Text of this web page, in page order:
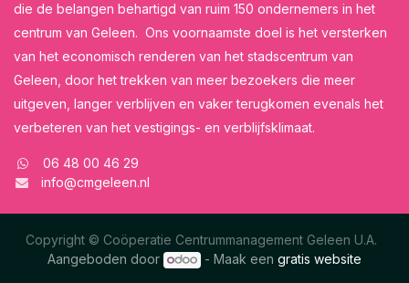
die de belangen behartigd van ruim 150 ondernemers in het
centrum van Geleen. Ons voornaamste doel is het versterken
van het economisch renderen van het stadscentrum van
Geleen, door het trekken van meer bezoekers die meer
uitgeven, langer verblijven en vaker terugkomen evenals het
verbeteren van het vestigings- en verblijfsklimaat.
06 48 00 46 29
info@cmgeleen.nl
Copyright © Coöperatie Centrummanagement Geleen U.A.
Aangeboden door
- Maak een gratis website